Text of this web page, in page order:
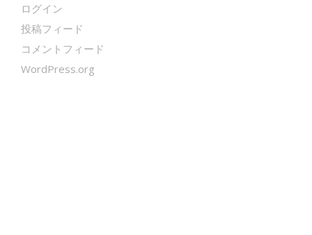
ログイン
投稿フィード
コメントフィード
WordPress.org